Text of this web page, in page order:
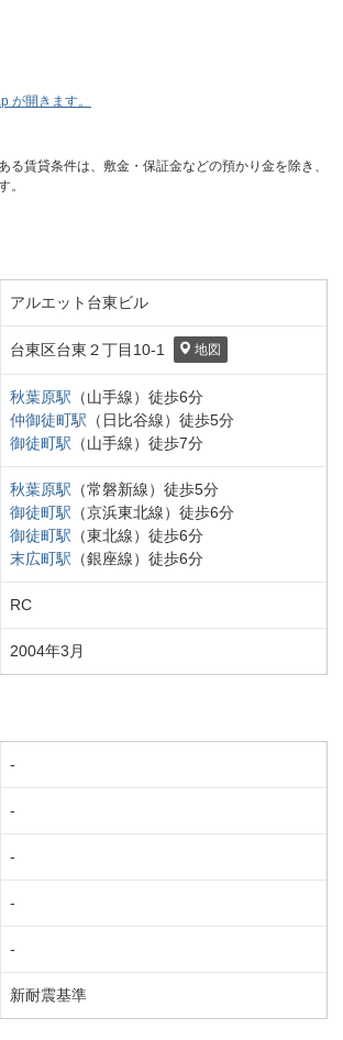
が開きます。
賃貸条件は、敷金・保証金などの預かり金を除き、
。
アルエット台東ビル
台東区台東２丁目 10-1 地図
秋葉原駅 （山手線） 徒歩6分
仲御徒町駅 （ 日比谷線） 徒歩5分
御徒町駅 （山手線） 徒歩7分
秋葉原駅 （常磐新線） 徒歩5分
御徒町駅 （京浜東北線） 徒歩6分
御徒町駅 （東北線） 徒歩6分
末広町駅 （銀座線） 徒歩6分
RC
2004年3 月
-
-
-
-
-
新耐震基準